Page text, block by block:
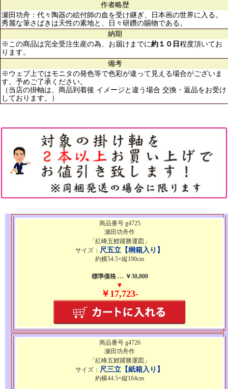
作者略歴
瀬田功舟：代々陶器の絵付師の血を受け継ぎ、日本画の世界に入る。
秀麗な筆さばきは天性の素地と、日々研鑽の賜物である。
納期
※この商品は完全受注生産の為、お届けまでに約１０日 程度頂いてお
ります。
備考
※ウェブ上ではモニタの発色等で色彩が違って見える場合がございま
す。予めご了承ください。
（当店の掛軸は、商品到着後 イメージと違う場合 交換・返品をお受け
しております。）
商品番号 g4725
瀬田功舟作
「紅峰五鯉躍勝運図」
サイズ： 尺五立【桐箱入り】
約横54.5×縦190cm
標準価格 … ￥30,800
▼
￥17,723-
商品番号 g4726
瀬田功舟作
「紅峰五鯉躍勝運図」
サイズ： 尺三立【紙箱入り】
約横44.5×縦164cm